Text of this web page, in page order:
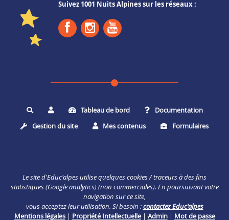
Suivez 1001 Nuits Alpines sur les réseaux :
Rechercher Tableau de bord
Documentation
Gestion du site
Mes contenus Formulaires
Le site d'Educ'alpes utilise quelques cookies / traceurs à des fins
statistiques (Google analytics) (non commerciales). En poursuivant votre
navigation sur ce site,
vous acceptez leur utilisation. Si besoin :contactez Educ'alpes
Mentions légales| Propriété Intellectuelle| Admin| Mot de passe